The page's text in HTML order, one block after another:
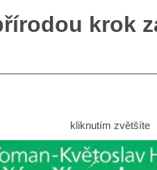
krok
kliknutím zvětšíte